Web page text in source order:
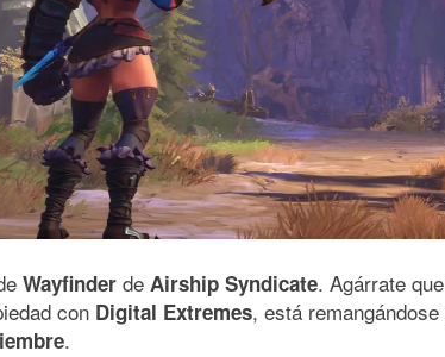
Wayfinder de Airship Syndicate. Agárrate
con Digital Extremes, está
.